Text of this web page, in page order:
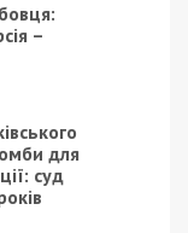
–
для
суд